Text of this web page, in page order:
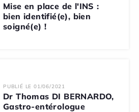
Mise en place de l'INS :
bien identifié(e), bien
soigné(e) !
PUBLIÉ LE 01/06/2021
Dr Thomas DI BERNARDO,
Gastro-entérologue